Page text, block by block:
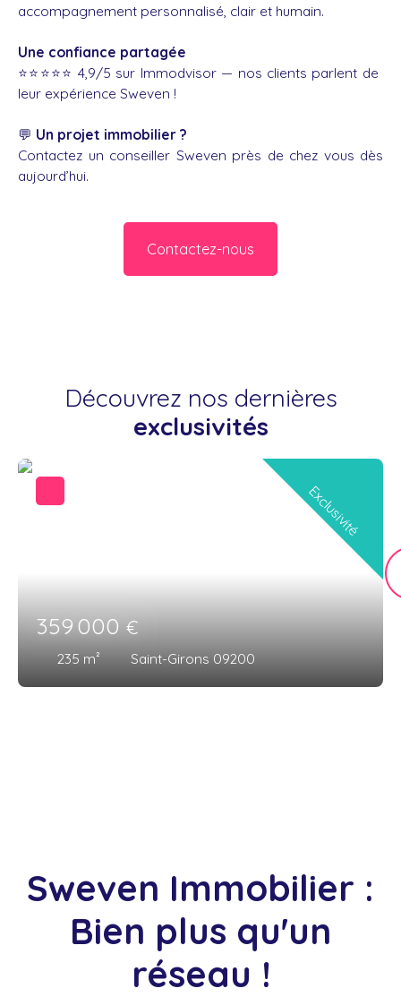
accompagnement personnalisé, clair et humain.
Une confiance partagée
⭐️⭐️⭐️⭐️⭐️ 4,9/5 sur Immodvisor — nos clients parlent de
leur expérience Sweven !
💬 Un projet immobilier ?
Contactez un conseiller Sweven près de chez vous dès
aujourd’hui.
Contactez-nous
Découvrez nos dernières
exclusivités
359 000€
235 m² Saint-Girons 09200
Exclusivité
Sweven Immobilier :
Bien plus qu'un
réseau !